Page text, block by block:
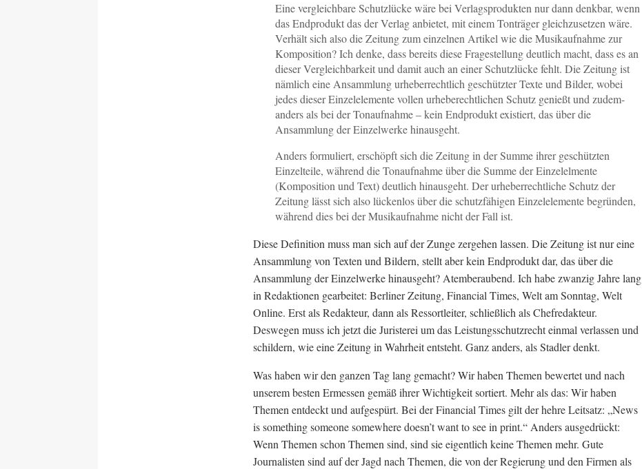
Eine vergleichbare Schutzlücke wäre bei Verlagsprodukten nur dann denkbar, wenn
das Endprodukt das der Verlag anbietet, mit einem Tonträger gleichzusetzen wäre.
Verhält sich also die Zeitung zum einzelnen Artikel wie die Musikaufnahme zur
Komposition? Ich denke, dass bereits diese Fragestellung deutlich macht, dass es an
dieser Vergleichbarkeit und damit auch an einer Schutzlücke fehlt. Die Zeitung ist
nämlich eine Ansammlung urheberrechtlich geschützter Texte und Bilder, wobei
jedes dieser Einzelelemente vollen urheberechtlichen Schutz genießt und zudem-
anders als bei der Tonaufnahme – kein Endprodukt existiert, das über die
Ansammlung der Einzelwerke hinausgeht.
Anders formuliert, erschöpft sich die Zeitung in der Summe ihrer geschützten
Einzelteile, während die Tonaufnahme über die Summe der Einzelelmente
(Komposition und Text) deutlich hinausgeht. Der urheberrechtliche Schutz der
Zeitung lässt sich also lückenlos über die schutzfähigen Einzelelemente begründen,
während dies bei der Musikaufnahme nicht der Fall ist.
Diese Definition muss man sich auf der Zunge zergehen lassen. Die Zeitung ist nur eine
Ansammlung von Texten und Bildern, stellt aber kein Endprodukt dar, das über die
Ansammlung der Einzelwerke hinausgeht? Atemberaubend. Ich habe zwanzig Jahre lang
in Redaktionen gearbeitet: Berliner Zeitung, Financial Times, Welt am Sonntag, Welt
Online. Erst als Redakteur, dann als Ressortleiter, schließlich als Chefredakteur.
Deswegen muss ich jetzt die Juristerei um das Leistungsschutzrecht einmal verlassen und
schildern, wie eine Zeitung in Wahrheit entsteht. Ganz anders, als Stadler denkt.
Was haben wir den ganzen Tag lang gemacht? Wir haben Themen bewertet und nach
unserem besten Ermessen gemäß ihrer Wichtigkeit sortiert. Mehr als das: Wir haben
Themen entdeckt und aufgespürt. Bei der Financial Times gilt der hehre Leitsatz: „News
is something someone somewhere doesn’t want to see in print.“ Anders ausgedrückt:
Wenn Themen schon Themen sind, sind sie eigentlich keine Themen mehr. Gute
Journalisten sind auf der Jagd nach Themen, die von der Regierung und den Firmen als